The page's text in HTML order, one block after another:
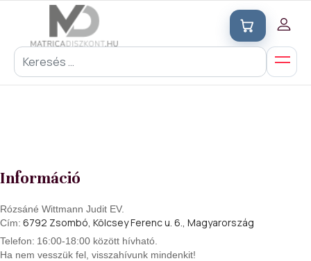
Információ
Rózsáné Wittmann Judit EV.
Cím: 6792 Zsombó, Kölcsey Ferenc u. 6., Magyarország
Telefon: 16:00-18:00 között hívható.
Ha nem vesszük fel, visszahívunk mindenkit!